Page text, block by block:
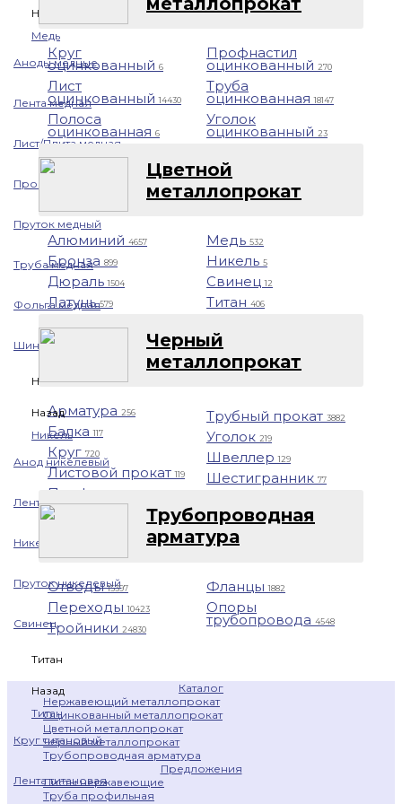
Назад
Медь
Аноды медные
Лента медная
Лист/Плита медная
Проволока медная
Пруток медный
Труба медная
Фольга медная
Шина медная
Никель
Назад
Никель
Анод никелевый
Лента никелевая
Никелевая проволока
Пруток никелевый
Свинец
Титан
Назад
Титан
Круг титановый
Лента титановая
Круг
оцинкованный 6
Лист
оцинкованный14430
Полоса
оцинкованная 6
Профнастил
оцинкованный 270
Труба
оцинкованная18147
Уголок
оцинкованный 23
Цветной
металлопрокат
Алюминий 4657
Бронза 899
Дюраль1504
Латунь579
Медь 532
Никель 5
Свинец12
Титан 406
Черный
металлопрокат
Арматура 256
Балка117
Круг 720
Листовой прокат119
Профнастил
Трубный прокат 3882
Уголок 219
Швеллер129
Шестигранник 77
Трубопроводная
арматура
Отводы15397
Переходы10423
Тройники 24830
Фланцы1882
Опоры
трубопровода 4548
Каталог
Нержавеющий металлопрокат
Оцинкованный металлопрокат
Цветной металлопрокат
Черный металлопрокат
Трубопроводная арматура
Предложения
Листы нержавеющие
Труба профильная